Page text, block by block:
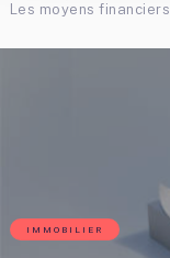
Les moyens
IMMOBILIER